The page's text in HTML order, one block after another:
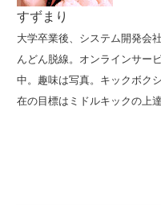
すずまり
大学卒業後、システム開発
んどん脱線。オンラインサー
中。趣味は写真。キックボク
在の目標はミドルキックの上